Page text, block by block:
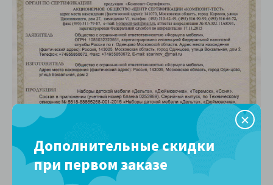
Дополнительные скидки
при первом заказе